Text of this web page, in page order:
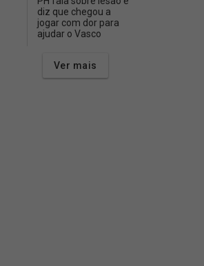
diz que chegou a
jogar com dor para
ajudar o Vasco
Ver mais